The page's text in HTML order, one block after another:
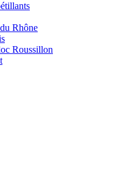
Rhône
Roussillon